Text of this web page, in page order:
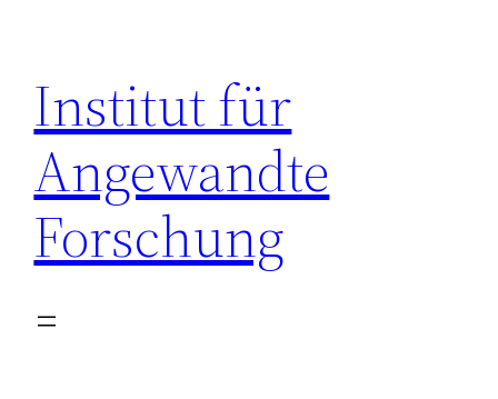
springen
Institut für
Angewandte
Forschung